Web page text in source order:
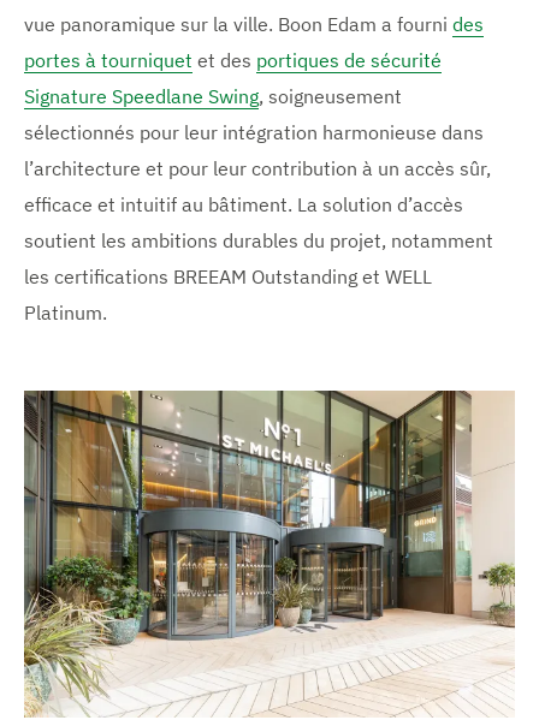
vue panoramique sur la ville. Boon Edam a fourni des
portes à tourniquet et des portiques de sécurité
Signature Speedlane Swing, soigneusement
sélectionnés pour leur intégration harmonieuse dans
l’architecture et pour leur contribution à un accès sûr,
efficace et intuitif au bâtiment. La solution d’accès
soutient les ambitions durables du projet, notamment
les certifications BREEAM Outstanding et WELL
Platinum.